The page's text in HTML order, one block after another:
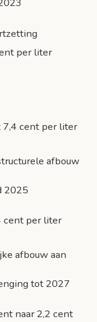
per liter
cent per liter
afbouw
2025
cent per liter
afbouw aan
tot 2027
naar 2,2 cent